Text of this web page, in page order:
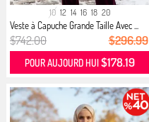
10 12 14 16 18 20
Veste à Capuche Grande Taille Avec ...
$742.00 $296.99
POUR AUJOURD HUI $178.19